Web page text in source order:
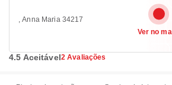
, Anna Maria 34217
Ver no
4.5 Aceitável2 Avaliações